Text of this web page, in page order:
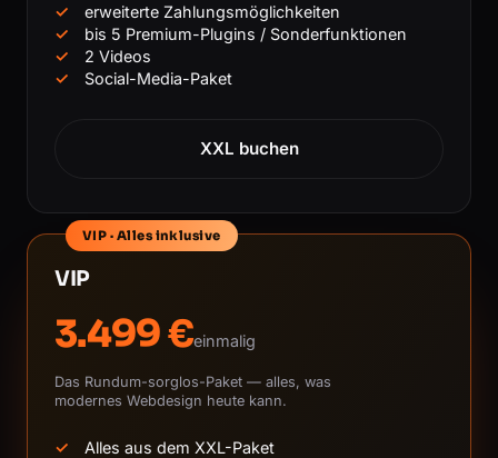
erweiterte Zahlungsmöglichkeiten
bis 5 Premium-Plugins / Sonderfunktionen
2 Videos
Social-Media-Paket
XXL buchen
VIP · Alles inklusive
VIP
3.499 €einmalig
Das Rundum-sorglos-Paket — alles, was
modernes Webdesign heute kann.
Alles aus dem XXL-Paket